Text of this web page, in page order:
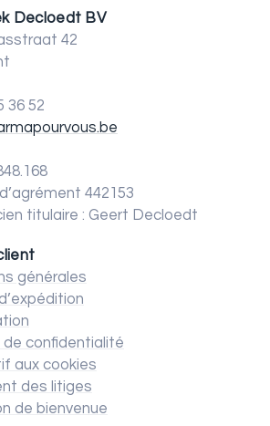
Decloedt BV
42
36 52
442153
titulaire : Geert Decloedt
générales
de confidentialité
aux cookies
des litiges
de bienvenue